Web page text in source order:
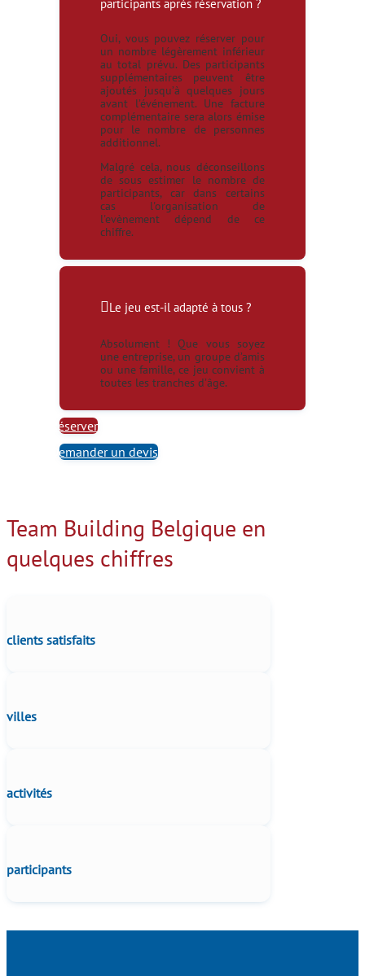
participants après réservation ?
Oui, vous pouvez réserver pour
un nombre légèrement inférieur
au total prévu. Des participants
supplémentaires peuvent être
ajoutés jusqu’à quelques jours
avant l’événement. Une facture
complémentaire sera alors émise
pour le nombre de personnes
additionnel.
Malgré cela, nous déconseillons
de sous estimer le nombre de
participants, car dans certains
cas l'organisation de
l'evènement dépend de ce
chiffre.
Le jeu est-il adapté à tous ?
Absolument ! Que vous soyez
une entreprise, un groupe d’amis
ou une famille, ce jeu convient à
toutes les tranches d’âge.
Réserver
Demander un devis
Team Building Belgique en
quelques chiffres
clients satisfaits
villes
activités
participants